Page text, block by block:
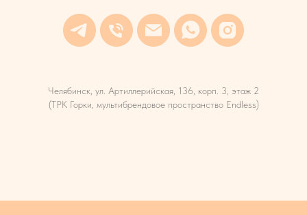
Челябинск, ул. Артиллерийская, 136, корп. 3, этаж 2
(ТРК Горки, мультибрендовое пространство Endless)